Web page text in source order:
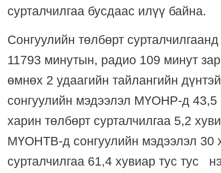
сурталчилгаа бусдаас илүү байна.
Сонгуулийн төлбөрт
11793 минутын, радио 109 минут
өмнөх 2 удаагийн тайлангийн
сонгуулийн мэдээлэл МҮОНР-д 43,5
харин төлбөрт сурталчилгаа 5,2
МҮОНТВ-д сонгуулийн мэдээлэл 30
сурталчилгаа 61,4 хувиар тус тус